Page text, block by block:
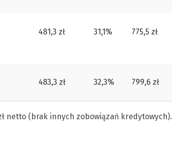
481,3 zł 31,1% 775,5 zł
483,3 zł 32,3% 799,6 zł
netto (brak innych zobowiązań kredytowych).